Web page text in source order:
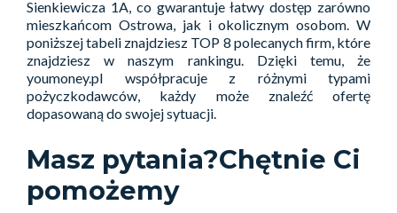
Sienkiewicza 1A, co gwarantuje łatwy dostęp zarówno
mieszkańcom Ostrowa, jak i okolicznym osobom. W
poniższej tabeli znajdziesz TOP 8 polecanych firm, które
znajdziesz w naszym rankingu. Dzięki temu, że
youmoney.pl współpracuje z różnymi typami
pożyczkodawców, każdy może znaleźć ofertę
dopasowaną do swojej sytuacji.
Masz pytania?Chętnie Ci
pomożemy